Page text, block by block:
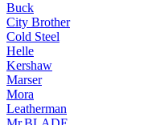
Buck
City Brother
Cold Steel
Helle
Kershaw
Marser
Mora
Leatherman